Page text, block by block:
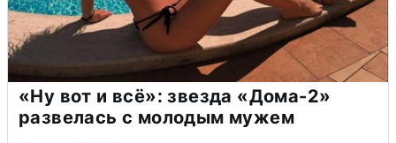
«Ну вот и всё»: звезда «Дома-2»
развелась с молодым мужем